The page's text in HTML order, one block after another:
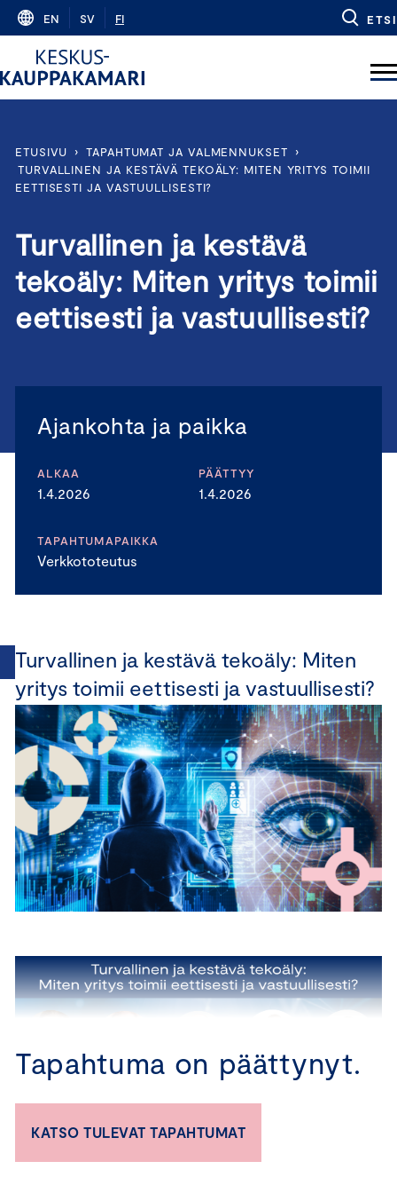
Skip
content
EN SV FI ETSI
ETUSIVU › TAPAHTUMAT JA VALMENNUKSET
›
TURVALLINEN JA KESTÄVÄ TEKOÄLY: MITEN YRITYS TOIMII
EETTISESTI JA VASTUULLISESTI?
Turvallinen ja kestävä
tekoäly: Miten yritys toimii
eettisesti ja vastuullisesti?
Ajankohta ja paikka
ALKAA
1.4.2026
PÄÄTTYY
1.4.2026
TAPAHTUMAPAIKKA
Verkkototeutus
Turvallinen ja kestävä tekoäly: Miten
yritys toimii eettisesti ja vastuullisesti?
Tapahtuma on päättynyt.
KATSO TULEVAT TAPAHTUMAT